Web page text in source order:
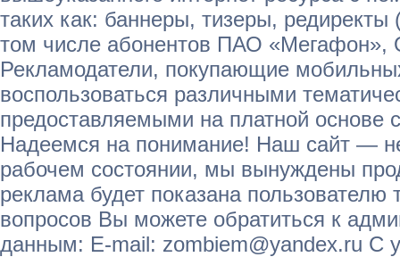
таких как: баннеры, тизеры,
том числе абонентов ПАО
Рекламодатели, покупающие
воспользоваться различными
предоставляемыми на платной основе
Надеемся на понимание! Наш сайт —
рабочем состоянии, мы вынуждены
реклама будет показана пользователю
вопросов Вы можете обратиться к
данным: E-mail: zombiem@yandex.ru С